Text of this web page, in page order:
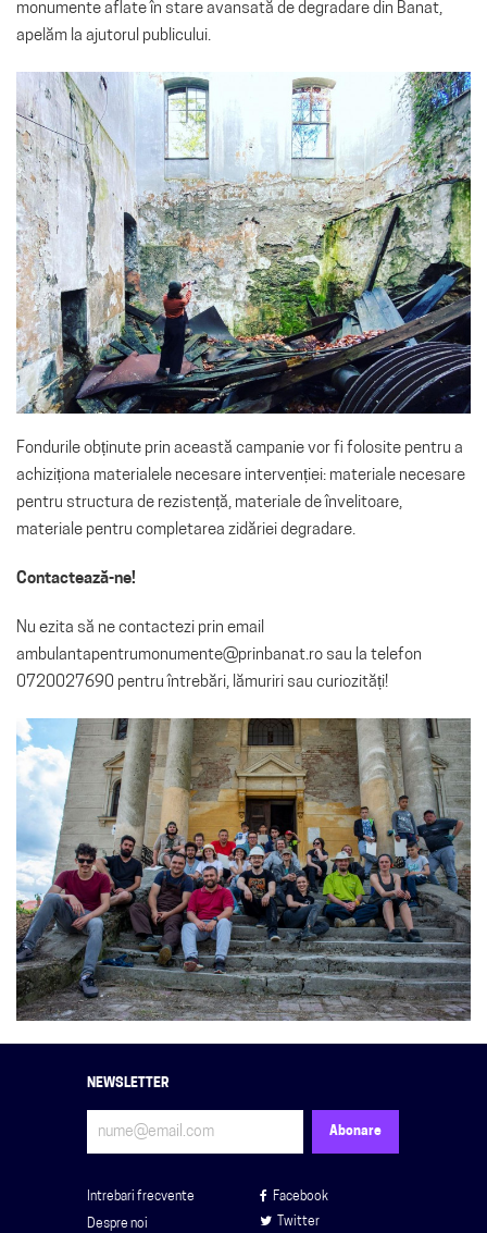
monumente aflate în stare avansată de degradare din Banat,
apelăm la ajutorul publicului.
Fondurile obținute prin această campanie vor fi folosite pentru a
achiziționa materialele necesare intervenției: materiale necesare
pentru structura de rezistență, materiale de învelitoare,
materiale pentru completarea zidăriei degradare.
Contactează-ne!
Nu ezita să ne contactezi prin email
ambulantapentrumonumente@prinbanat.ro sau la telefon
0720027690 pentru întrebări, lămuriri sau curiozități!
NEWSLETTER
Intrebari frecvente
Despre noi
Facebook
Twitter